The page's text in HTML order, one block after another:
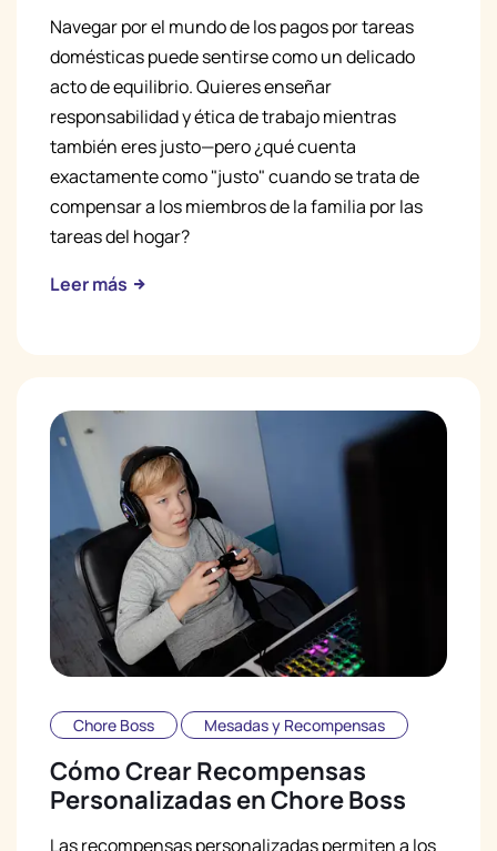
Navegar por el mundo de los pagos por tareas
domésticas puede sentirse como un delicado
acto de equilibrio. Quieres enseñar
responsabilidad y ética de trabajo mientras
también eres justo—pero ¿qué cuenta
exactamente como "justo" cuando se trata de
compensar a los miembros de la familia por las
tareas del hogar?
Leer más
Chore Boss Mesadas y Recompensas
Cómo Crear Recompensas
Personalizadas en Chore Boss
Las recompensas personalizadas permiten a los